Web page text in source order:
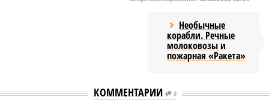
Необычные
корабли. Речные
молоковозы и
пожарная «Ракета»
КОММЕНТАРИИ 0